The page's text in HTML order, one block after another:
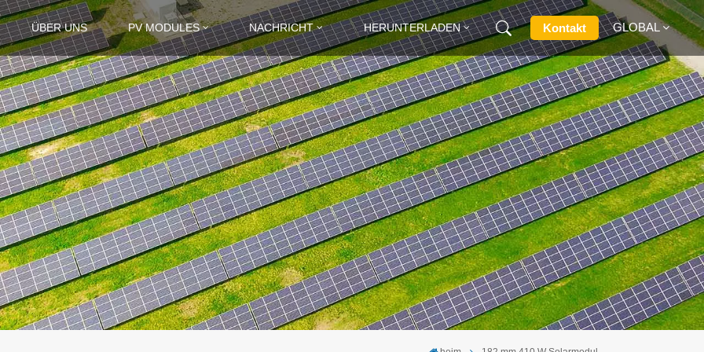
ÜBER UNS PV MODULES NACHRICHT HERUNTERLADEN Kontakt GLOBAL
English
Français
Deutsch
Русский
Italiano
Español